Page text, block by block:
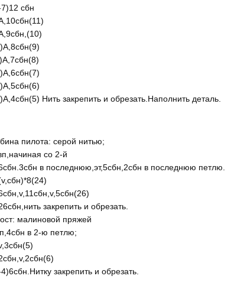
сбн
Нить закрепить и обрезать.Наполнить деталь.
пилота: серой нитью;
со 2-й
в последнюю,эт,5сбн,2сбн в последнюю петлю.
закрепить и обрезать.
малиновой пряжей
в 2-ю петлю;
закрепить и обрезать.